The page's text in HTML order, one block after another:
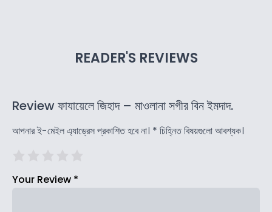
READER'S REVIEWS
Review ফাযায়েলে জিহাদ – মাওলানা সগীর বিন ইমদাদ.
আপনার ই-মেইল এ্যাড্রেস প্রকাশিত হবে না। * চিহ্নিত বিষয়গুলো আবশ্যক।
Your Review *